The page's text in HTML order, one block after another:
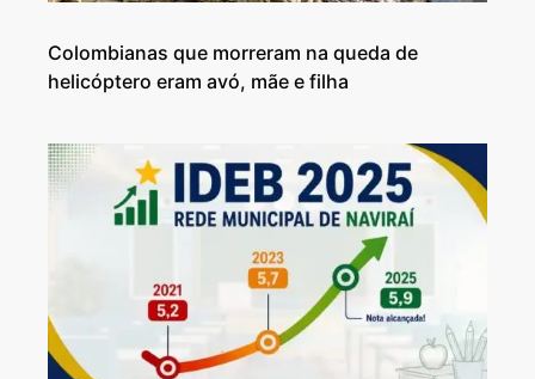
Colombianas que morreram na queda de
helicóptero eram avó, mãe e filha